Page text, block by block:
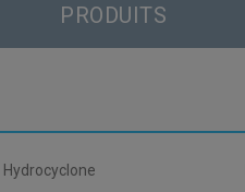
PRODUITS
Hydrocyclone